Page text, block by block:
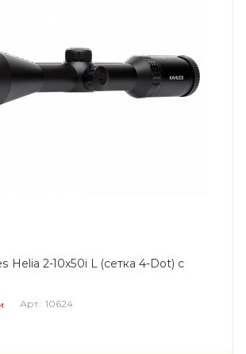
Helia 2-10x50i L (сетка 4-Dot) с
Арт.: 10624